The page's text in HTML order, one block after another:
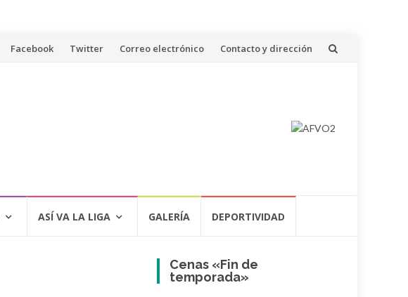
Saltar
Facebook Twitter Correo electrónico Contacto y dirección
ASÍ VA LA LIGA GALERÍA DEPORTIVIDAD
Cenas «Fin de
temporada»